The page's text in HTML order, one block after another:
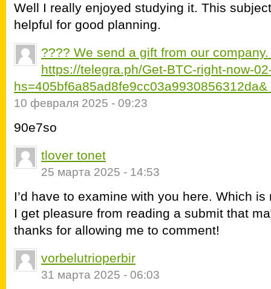
Well I really enjoyed studying it. This
helpful for good planning.
???? We send a gift from our
https://telegra.ph/Get-BTC-right-now-
hs=405bf6a85ad8fe9cc03a9930856312da&
10 февраля 2025 - 09:23
90e7so
tlover tonet
25 марта 2025 - 14:53
I’d have to examine with you here. Which
I get pleasure from reading a submit that
thanks for allowing me to comment!
vorbelutrioperbir
31 марта 2025 - 06:03